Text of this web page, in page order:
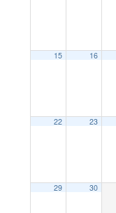
15 16
22 23
29 30